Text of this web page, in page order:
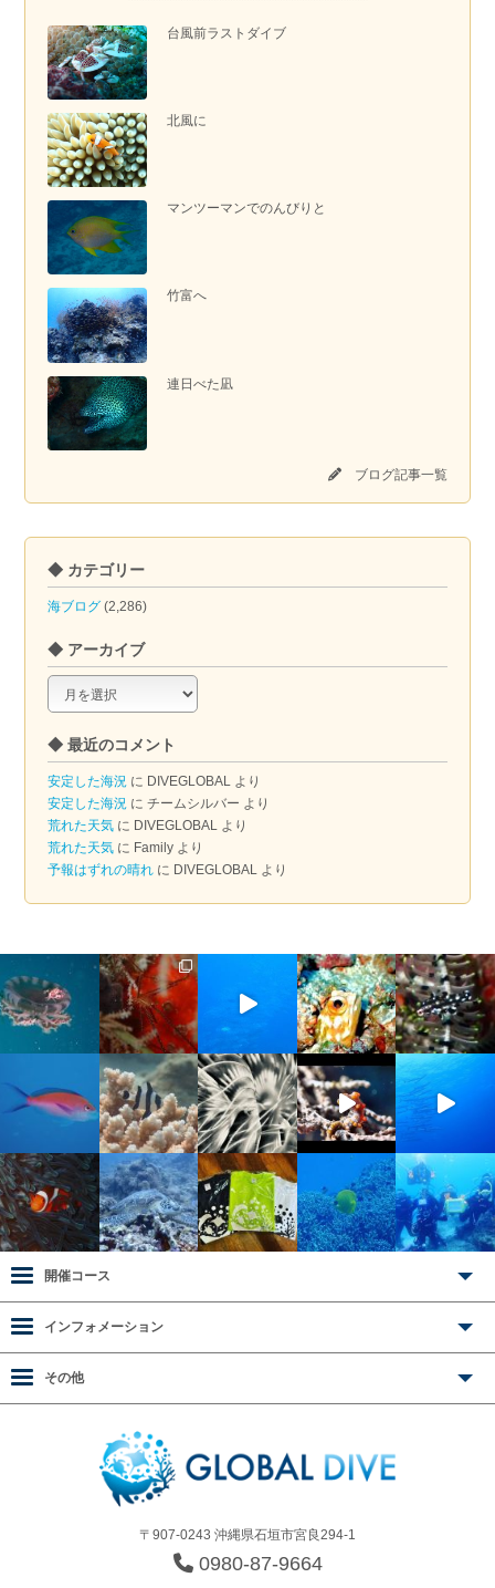
台風前ラストダイブ
北風に
マンツーマンでのんびりと
竹富へ
連日べた凪
ブログ記事一覧
◆ カテゴリー
海ブログ (2,286)
◆ アーカイブ
ア
カ
イ
ブ
◆ 最近のコメント
安定した海況 に DIVEGLOBAL より
安定した海況 にチームシルバー より
荒れた天気 に DIVEGLOBAL より
荒れた天気 に Family より
予報はずれの晴れ に DIVEGLOBAL より
〒907-0243 沖縄県石垣市宮良294-1
0980-87-9664
開催コース
インフォメーション
その他